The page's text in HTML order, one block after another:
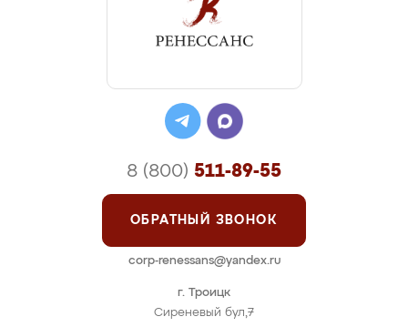
г. Троицк
Сиреневый бул,7
8 (800) 511-89-55
ОБРАТНЫЙ ЗВОНОК
corp-renessans@yandex.ru